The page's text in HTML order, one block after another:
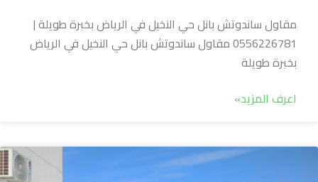
مقاول ساندوتش بانل حي النخيل في الرياض بخبرة طويلة |
0556226781 مقاول ساندوتش بانل حي النخيل في الرياض
بخبرة طويلة
اعرف المزيد»